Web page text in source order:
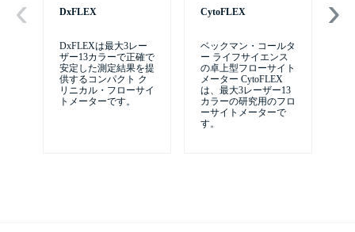
DxFLEX
DxFLEXは最大3レー
ザー13カラーで正確で
安定した測定結果を提
供するコンパクト ク
リニカル・フローサイ
トメーターです。
CytoFLEX
ベックマン・コールタ
ー ライフサイエンス
の卓上型フローサイト
メーター CytoFLEX
は、最大3レーザー13
カラーの研究用のフロ
ーサイトメーターで
す。